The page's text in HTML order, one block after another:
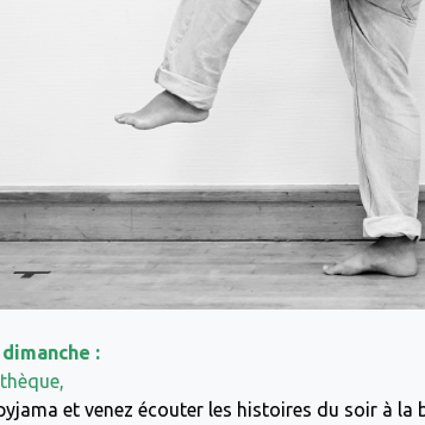
:
et venez écouter les histoires du soir à la